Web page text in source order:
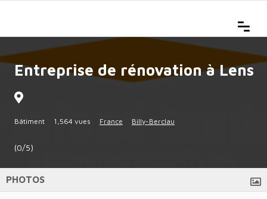
Entreprise de rénovation à Lens
Bâtiment 1,564 vues France Billy-Berclau
(0/5)
PHOTOS